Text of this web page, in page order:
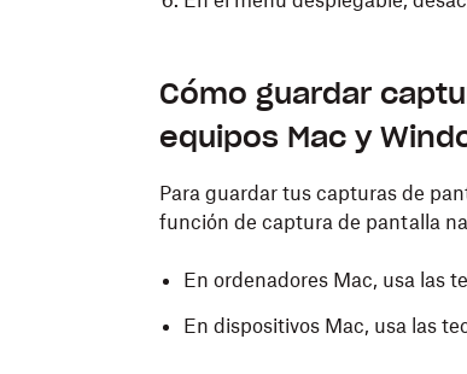
Cómo guardar
equipos Mac y
Para guardar tus capturas de
función de captura de pantalla
En ordenadores Mac, usa las
En dispositivos Mac, usa las